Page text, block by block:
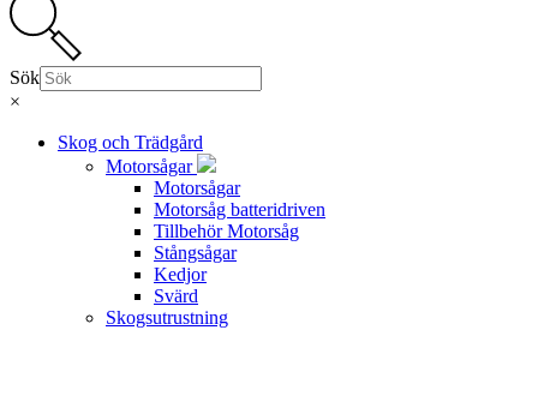
Sök
×
Skog och Trädgård
Motorsågar
Motorsågar
Motorsåg batteridriven
Tillbehör Motorsåg
Stångsågar
Kedjor
Svärd
Skogsutrustning